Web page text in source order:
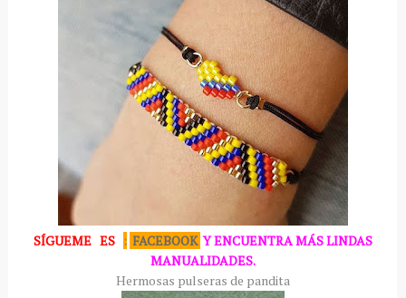
SÍGUEME ES : FACEBOOK Y ENCUENTRA MÁS LINDAS
MANUALIDADES.
Hermosas pulseras de pandita